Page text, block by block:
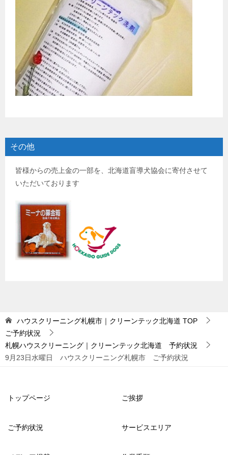
その他
皆様からの売上金の一部を、北海道盲導犬協会に寄付させて
いただいております
ハウスクリーニング札幌市｜クリーンテック北海道 TOP
ご予約状況
札幌ハウスクリーニング｜クリーンテック北海道 予約状況
9月23日水曜日 ハウスクリーニング札幌市 ご予約状況
トップページ ご挨拶
ご予約状況 サービスエリア